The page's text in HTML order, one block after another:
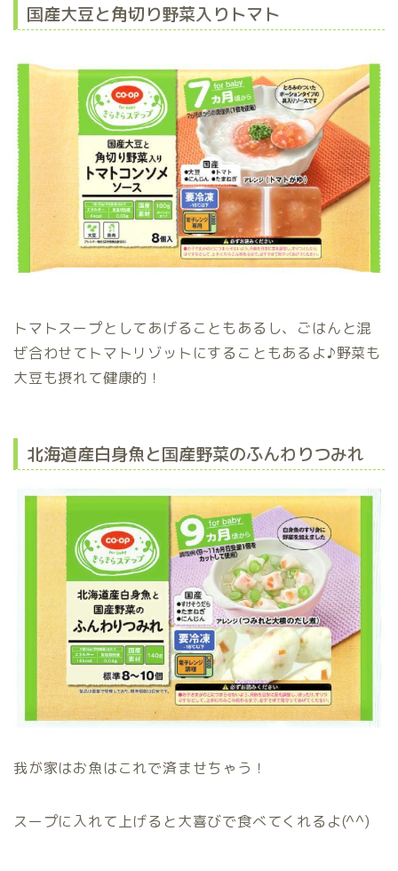
国産大豆と角切り野菜入りトマト
トマトスープとしてあげることもあるし、ごはんと混
ぜ合わせてトマトリゾットにすることもあるよ♪野菜も
大豆も摂れて健康的！
北海道産白身魚と国産野菜のふんわりつみれ
我が家はお魚はこれで済ませちゃう！
スープに入れて上げると大喜びで食べてくれるよ(^^)